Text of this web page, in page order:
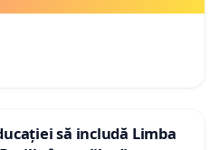
să includă Limba